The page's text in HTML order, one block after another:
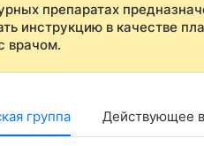
препаратах
инструкцию в качестве
врачом.
группа Действующее